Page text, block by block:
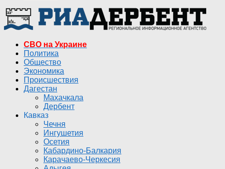
СВО на Украине
Политика
Общество
Экономика
Происшествия
Дагестан
Махачкала
Дербент
Кавказ
Чечня
Ингушетия
Осетия
Кабардино-Балкария
Карачаево-Черкесия